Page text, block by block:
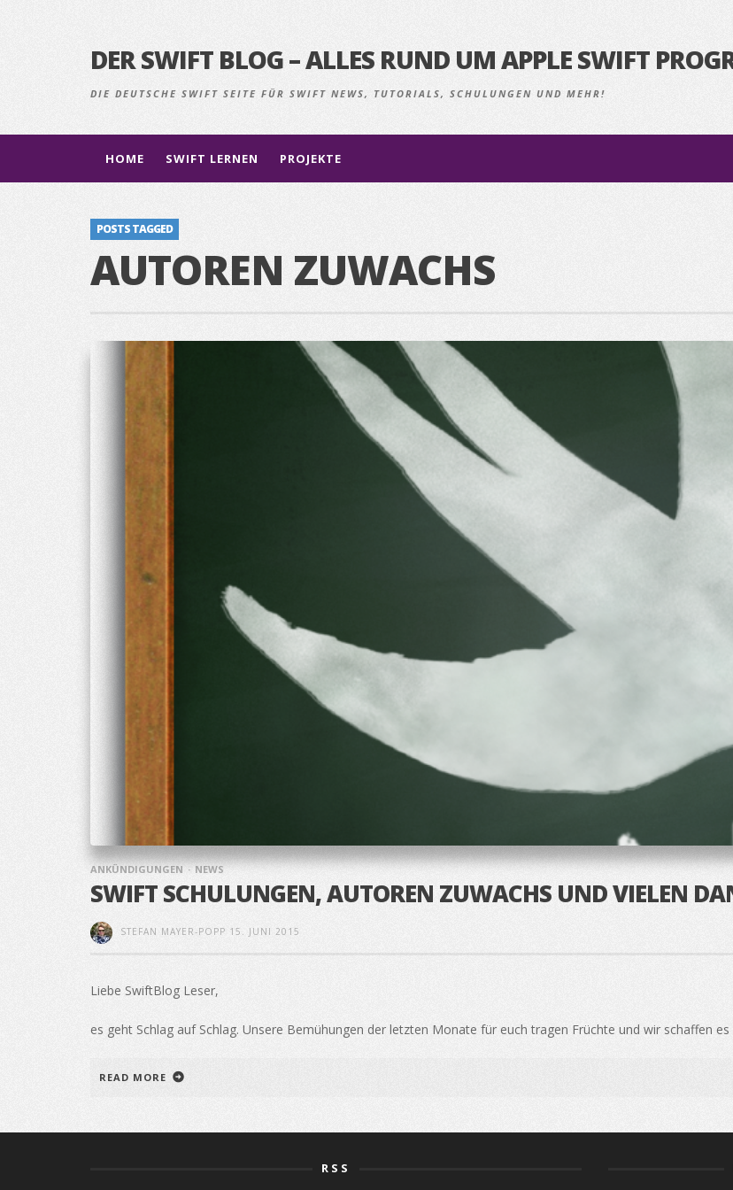
DER SWIFT BLOG – ALLES RUND UM APPLE SWIFT
DIE DEUTSCHE SWIFT SEITE FÜR SWIFT NEWS, TUTORIALS, SCHULUNGEN UND MEHR!
HOME SWIFT LERNEN PROJEKTE
POSTS TAGGED
AUTOREN ZUWACHS
ANKÜNDIGUNGEN NEWS
SWIFT SCHULUNGEN, AUTOREN ZUWACHS UND VIELEN
STEFAN MAYER-POPP 15. JUNI 2015
Liebe SwiftBlog Leser,
es geht Schlag auf Schlag. Unsere Bemühungen der letzten Monate für euch tragen Früchte und wir schaffen
READ MORE
RSS